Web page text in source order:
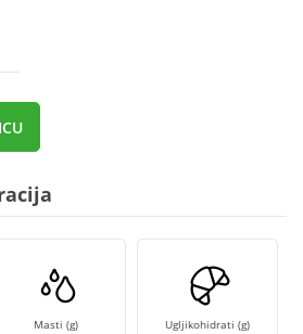
Masti (g) Ugljikohidrati (g)